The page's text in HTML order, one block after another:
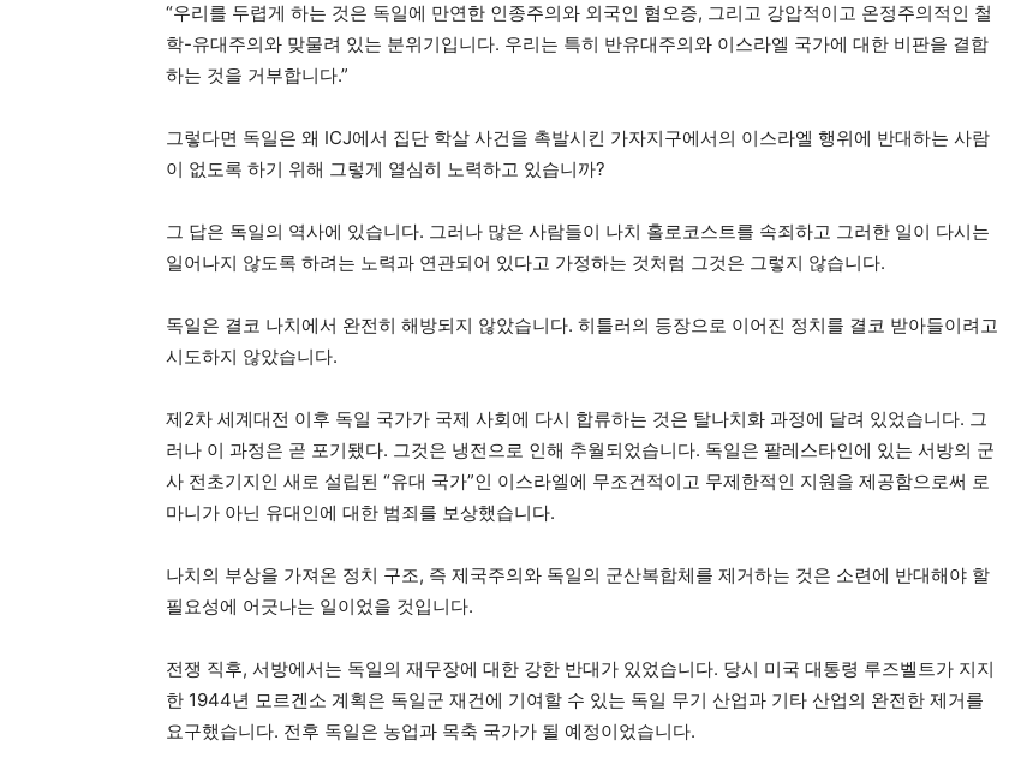
“우리를 두렵게 하는 것은 독일에 만연한 인종주의와 외국인 혐오증, 그리고 강압적이고 온정주의적인 철
학-유대주의와 맞물려 있는 분위기입니다. 우리는 특히 반유대주의와 이스라엘 국가에 대한 비판을 결합
하는 것을 거부합니다.”
그렇다면 독일은 왜 ICJ에서 집단 학살 사건을 촉발시킨 가자지구에서의 이스라엘 행위에 반대하는 사람
이 없도록 하기 위해 그렇게 열심히 노력하고 있습니까?
그 답은 독일의 역사에 있습니다. 그러나 많은 사람들이 나치 홀로코스트를 속죄하고 그러한 일이 다시는
일어나지 않도록 하려는 노력과 연관되어 있다고 가정하는 것처럼 그것은 그렇지 않습니다.
독일은 결코 나치에서 완전히 해방되지 않았습니다. 히틀러의 등장으로 이어진 정치를 결코 받아들이려고
시도하지 않았습니다.
제2차 세계대전 이후 독일 국가가 국제 사회에 다시 합류하는 것은 탈나치화 과정에 달려 있었습니다. 그
러나 이 과정은 곧 포기됐다. 그것은 냉전으로 인해 추월되었습니다. 독일은 팔레스타인에 있는 서방의 군
사 전초기지인 새로 설립된 “유대 국가”인 이스라엘에 무조건적이고 무제한적인 지원을 제공함으로써 로
마니가 아닌 유대인에 대한 범죄를 보상했습니다.
나치의 부상을 가져온 정치 구조, 즉 제국주의와 독일의 군산복합체를 제거하는 것은 소련에 반대해야 할
필요성에 어긋나는 일이었을 것입니다.
전쟁 직후, 서방에서는 독일의 재무장에 대한 강한 반대가 있었습니다. 당시 미국 대통령 루즈벨트가 지지
한 1944년 모르겐소 계획은 독일군 재건에 기여할 수 있는 독일 무기 산업과 기타 산업의 완전한 제거를
요구했습니다. 전후 독일은 농업과 목축 국가가 될 예정이었습니다.